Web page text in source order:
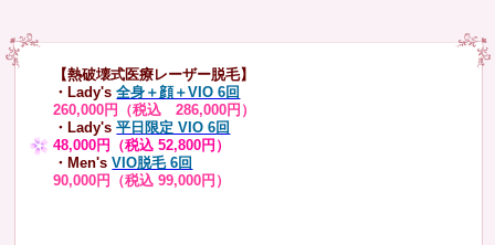
【熱破壊式医療レーザー脱毛】
・Lady's 全身＋顔＋VIO 6回
260,000円（税込 286,000円）
・Lady's平日限定 VIO 6回
48,000円（税込 52,800円）
・Men's VIO脱毛 6回
90,000円（税込 99,000円）